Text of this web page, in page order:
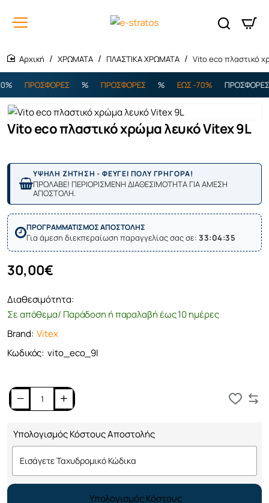
ΧΡΩΜΑΤΑ ΠΛΑΣΤΙΚΑ ΧΡΩΜΑΤΑ Vito eco πλαστικό
ΠΡΟΣΦΟΡΕΣ ΠΡΟΣΦΟΡΕΣ ΕΩΣ -70% ΠΡΟΣΦΟΡΕΣ
Vito eco πλαστικό χρώμα λευκό Vitex 9L
ΥΨΗΛΗ ΖΗΤΗΣΗ - ΦΕΥΓΕΙ ΠΟΛΥ ΓΡΗΓΟΡΑ!
ΠΡΟΛΑΒΕ! ΠΕΡΙΟΡΙΣΜΕΝΗ ΔΙΑΘΕΣΙΜΟΤΗΤΑ ΓΙΑ ΑΜΕΣΗ
ΑΠΟΣΤΟΛΗ.
ΠΡΟΓΡΑΜΜΑΤΙΣΜΟΣ ΑΠΟΣΤΟΛΗΣ
Για άμεση διεκπεραίωση παραγγελίας σας σε: 33:04:35
Διαθεσιμότητα:
Σε απόθεμα/ Παράδοση ή παραλαβή έως 10 ημέρες
Brand: Vitex
Κωδικός: vito_eco_9l
30,00€
Υπολογισμός Κόστους Αποστολής
Υπολογισμός Κόστους